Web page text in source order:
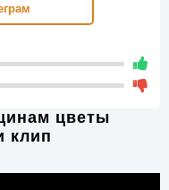
цветы
клип